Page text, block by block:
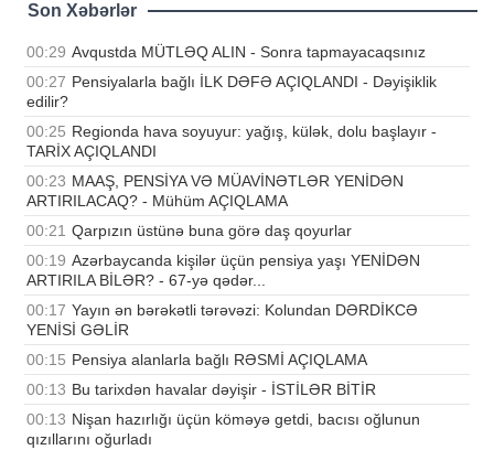
Son Xəbərlər
00:29 Avqustda MÜTLƏQ ALIN - Sonra tapmayacaqsınız
00:27 Pensiyalarla bağlı İLK DƏFƏ AÇIQLANDI - Dəyişiklik
edilir?
00:25 Regionda hava soyuyur: yağış, külək, dolu başlayır -
TARİX AÇIQLANDI
00:23 MAAŞ, PENSİYA VƏ MÜAVİNƏTLƏR YENİDƏN
ARTIRILACAQ? - Mühüm AÇIQLAMA
00:21 Qarpızın üstünə buna görə daş qoyurlar
00:19 Azərbaycanda kişilər üçün pensiya yaşı YENİDƏN
ARTIRILA BİLƏR? - 67-yə qədər...
00:17 Yayın ən bərəkətli tərəvəzi: Kolundan DƏRDİKCƏ
YENİSİ GƏLİR
00:15 Pensiya alanlarla bağlı RƏSMİ AÇIQLAMA
00:13 Bu tarixdən havalar dəyişir - İSTİLƏR BİTİR
00:13 Nişan hazırlığı üçün köməyə getdi, bacısı oğlunun
qızıllarını oğurladı